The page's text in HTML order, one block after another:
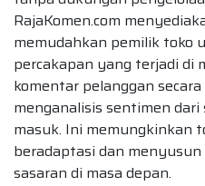
RajaKomen.com
memudahkan pemilik toko
percakapan yang terjadi di
komentar pelanggan
menganalisis sentimen
masuk. Ini memungkinkan
beradaptasi dan
sasaran di masa depan.